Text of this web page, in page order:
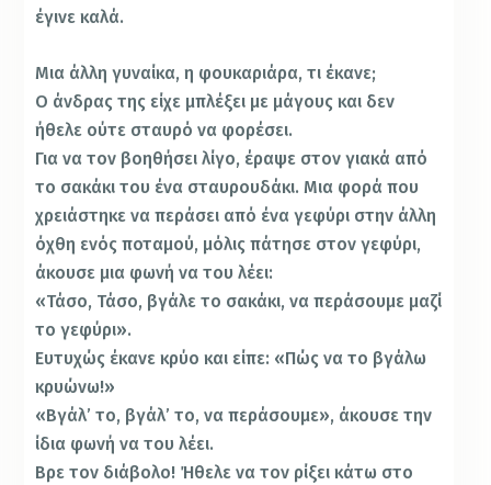
έγινε καλά.
Μια άλλη γυναίκα, η φουκαριάρα, τι έκανε;
Ο άνδρας της είχε μπλέξει με μάγους και δεν
ήθελε ούτε σταυρό να φορέσει.
Για να τον βοηθήσει λίγο, έραψε στον γιακά από
το σακάκι του ένα σταυρουδάκι. Μια φορά που
χρειάστηκε να περάσει από ένα γεφύρι στην άλλη
όχθη ενός ποταμού, μόλις πάτησε στον γεφύρι,
άκουσε μια φωνή να του λέει:
«Τάσο, Τάσο, βγάλε το σακάκι, να περάσουμε μαζί
το γεφύρι».
Ευτυχώς έκανε κρύο και είπε: «Πώς να το βγάλω
κρυώνω!»
«Βγάλ’ το, βγάλ’ το, να περάσουμε», άκουσε την
ίδια φωνή να του λέει.
Βρε τον διάβολο! Ήθελε να τον ρίξει κάτω στο